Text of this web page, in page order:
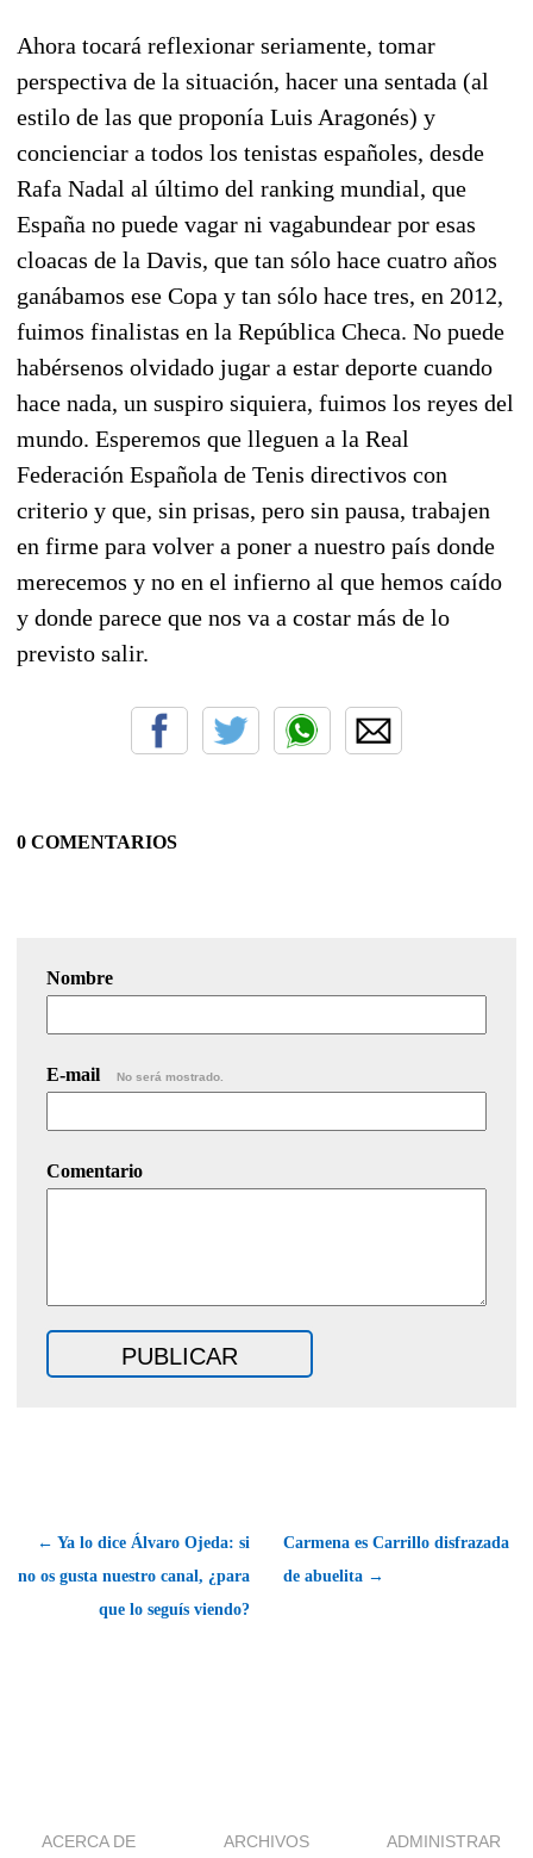
Ahora tocará reflexionar seriamente, tomar
perspectiva de la situación, hacer una sentada (al
estilo de las que proponía Luis Aragonés) y
concienciar a todos los tenistas españoles, desde
Rafa Nadal al último del ranking mundial, que
España no puede vagar ni vagabundear por esas
cloacas de la Davis, que tan sólo hace cuatro años
ganábamos ese Copa y tan sólo hace tres, en 2012,
fuimos finalistas en la República Checa. No puede
habérsenos olvidado jugar a estar deporte cuando
hace nada, un suspiro siquiera, fuimos los reyes del
mundo. Esperemos que lleguen a la Real
Federación Española de Tenis directivos con
criterio y que, sin prisas, pero sin pausa, trabajen
en firme para volver a poner a nuestro país donde
merecemos y no en el infierno al que hemos caído
y donde parece que nos va a costar más de lo
previsto salir.
0 COMENTARIOS
Nombre
E-mail No será mostrado.
Comentario
← Ya lo dice Álvaro Ojeda: si
no os gusta nuestro canal, ¿para
que lo seguís viendo?
Carmena es Carrillo disfrazada
de abuelita →
ACERCA DE ARCHIVOS ADMINISTRAR